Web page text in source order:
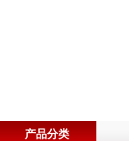
产品分类